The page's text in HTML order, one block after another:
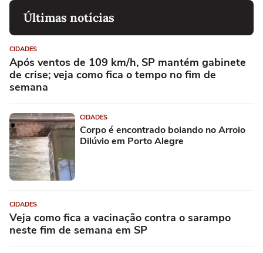
Últimas notícias
CIDADES
Após ventos de 109 km/h, SP mantém gabinete
de crise; veja como fica o tempo no fim de
semana
CIDADES
Corpo é encontrado boiando no Arroio
Dilúvio em Porto Alegre
CIDADES
Veja como fica a vacinação contra o sarampo
neste fim de semana em SP